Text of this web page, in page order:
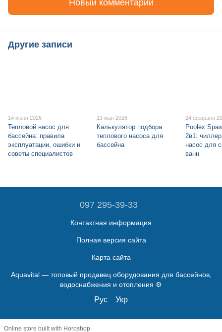
Новый комментарий
Другие записи
14 июня 2026
Тепловой насос для
бассейна: правила
эксплуатации, ошибки и
советы специалистов
13 мая 2026
Калькулятор подбора
теплового насоса для
бассейна
24 февраля
Poolex
2в1:
насос для
ванн
097 295-39-33
Контактная информация
Полная версия сайта
Карта сайта
Aquavital — топовый продавец оборудования для бассейнов,
водоснабжения и отопления ⚙️
Рус Укр
Online store built with Horoshop